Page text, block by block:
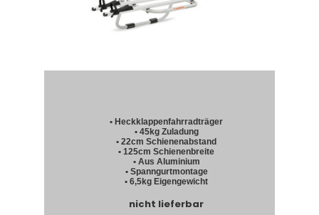
• Heckklappenfahrradträger
• 45kg Zuladung
• 22cm Schienenabstand
• 125cm Schienenbreite
• Aus Aluminium
• Spanngurtmontage
• 6,5kg Eigengewicht
nicht lieferbar